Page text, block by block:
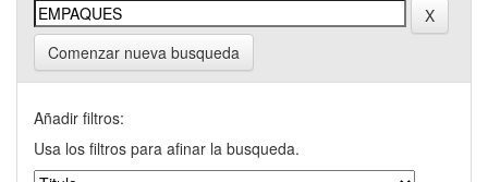
Comenzar nueva busqueda
Añadir filtros:
Usa los filtros para afinar la busqueda.